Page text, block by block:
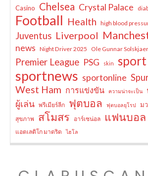
Casino Chelsea Crystal Palace
Football Health high blood
Juventus Liverpool
news Night Driver 2025 Ole Gunnar Solskjaer
Premier League PSG skin sport
sportnews sportonline
West Ham การแข่งขัน ความน่าจะเป็น
ผู้เล่น พรีเมียร์ลีก ฟุตบอล ฟุตบอลยุโรป ม
สุขภาพ สโมสร อาร์เซน่อล แฟนบอล
แอตเลติโก มาดริด ไฮโล